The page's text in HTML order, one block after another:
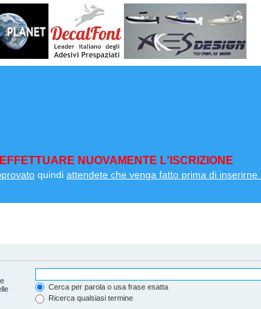
NUOVAMENTE L'ISCRIZIONE
quindi attendete che venga fatto prima di inserirne
Cerca per parola o usa frase esatta
Ricerca qualsiasi termine